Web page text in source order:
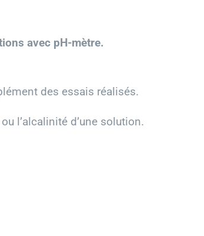
avec pH-mètre.
des essais réalisés.
l’alcalinité d’une solution.